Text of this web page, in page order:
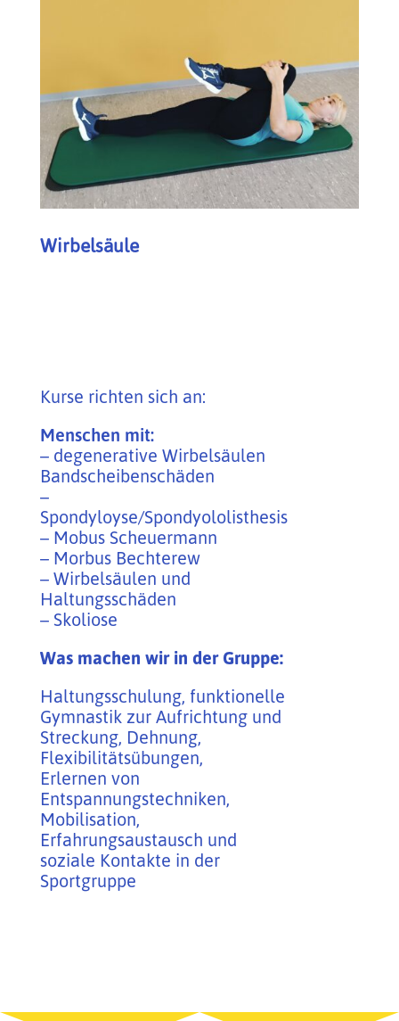
Wirbelsäule
Kurse richten sich an:
Menschen mit:
– degenerative Wirbelsäulen
Bandscheibenschäden
–
Spondyloyse/Spondyololisthesis
– Mobus Scheuermann
– Morbus Bechterew
– Wirbelsäulen und
Haltungsschäden
– Skoliose
Was machen wir in der Gruppe:
Haltungsschulung, funktionelle
Gymnastik zur Aufrichtung und
Streckung, Dehnung,
Flexibilitätsübungen,
Erlernen von
Entspannungstechniken,
Mobilisation,
Erfahrungsaustausch und
soziale Kontakte in der
Sportgruppe